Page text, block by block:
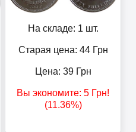
На складе: 1 шт.
Старая цена: 44Грн
Цена: 39Грн
Вы экономите: 5 Грн!
(11.36%)